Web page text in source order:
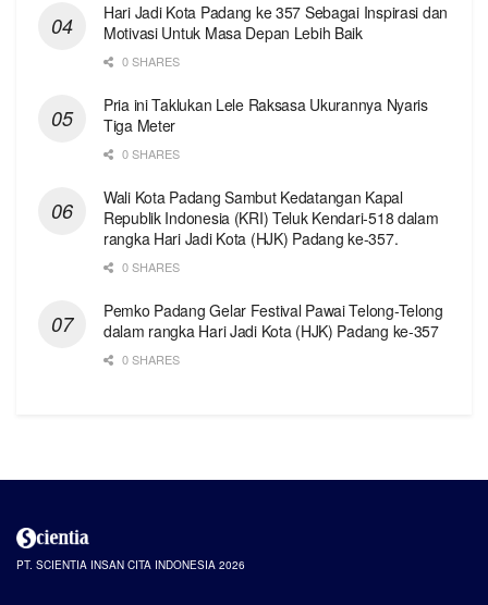
Hari Jadi Kota Padang ke 357 Sebagai Inspirasi dan
Motivasi Untuk Masa Depan Lebih Baik
0 SHARES
Pria ini Taklukan Lele Raksasa Ukurannya Nyaris
Tiga Meter
0 SHARES
Wali Kota Padang Sambut Kedatangan Kapal
Republik Indonesia (KRI) Teluk Kendari-518 dalam
rangka Hari Jadi Kota (HJK) Padang ke-357.
0 SHARES
Pemko Padang Gelar Festival Pawai Telong-Telong
dalam rangka Hari Jadi Kota (HJK) Padang ke-357
0 SHARES
PT. SCIENTIA INSAN CITA INDONESIA 2026